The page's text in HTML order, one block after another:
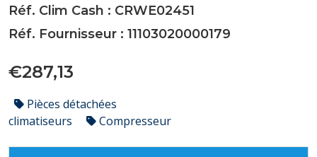
Réf. Clim Cash : CRWE02451
Réf. Fournisseur : 11103020000179
€287,13
Pièces détachées
climatiseurs
Compresseur